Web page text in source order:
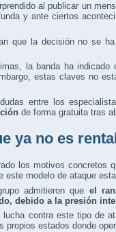
al publicar un
y ante ciertos
que la decisión no se
la banda ha indicado
estas claves no
entre los
de forma gratuita tras
ya no es
los motivos concretos
este modelo de ataque
admitieron que el
debido a la presión
contra este tipo de
propios estados donde